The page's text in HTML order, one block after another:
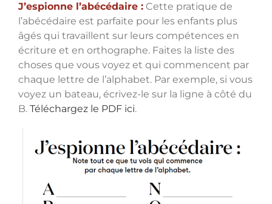
J’espionne l’abécédaire :Cette pratique de
l’abécédaire est parfaite pour les enfants plus
âgés qui travaillent sur leurs compétences en
écriture et en orthographe. Faites la liste des
choses que vous voyez et qui commencent par
chaque lettre de l’alphabet. Par exemple, si vous
voyez un bateau, écrivez-le sur la ligne à côté du
B. Téléchargez le PDF ici.